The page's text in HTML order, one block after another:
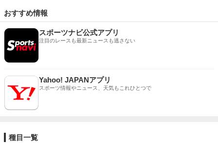
おすすめ情報
スポーツナビ公式アプリ
注目のレースも最新ニュースも逃さない
Yahoo! JAPANアプリ
スポーツ情報やニュース、天気もこれひとつで
種目一覧